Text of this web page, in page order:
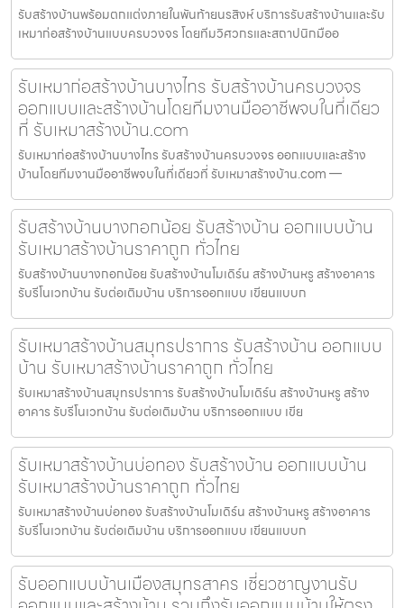
รับสร้างบ้านพร้อมตกแต่งภายในพันท้ายนรสิงห์ บริการรับสร้างบ้านและรับ
เหมาก่อสร้างบ้านแบบครบวงจร โดยทีมวิศวกรและสถาปนิกมืออ
รับเหมาก่อสร้างบ้านบางไทร รับสร้างบ้านครบวงจร
ออกแบบและสร้างบ้านโดยทีมงานมืออาชีพจบในที่เดียว
ที่ รับเหมาสร้างบ้าน.com
รับเหมาก่อสร้างบ้านบางไทร รับสร้างบ้านครบวงจร ออกแบบและสร้าง
บ้านโดยทีมงานมืออาชีพจบในที่เดียวที่ รับเหมาสร้างบ้าน.com —
รับสร้างบ้านบางกอกน้อย รับสร้างบ้าน ออกแบบบ้าน
รับเหมาสร้างบ้านราคาถูก ทั่วไทย
รับสร้างบ้านบางกอกน้อย รับสร้างบ้านโมเดิร์น สร้างบ้านหรู สร้างอาคาร
รับรีโนเวทบ้าน รับต่อเติมบ้าน บริการออกแบบ เขียนแบบก
รับเหมาสร้างบ้านสมุทรปราการ รับสร้างบ้าน ออกแบบ
บ้าน รับเหมาสร้างบ้านราคาถูก ทั่วไทย
รับเหมาสร้างบ้านสมุทรปราการ รับสร้างบ้านโมเดิร์น สร้างบ้านหรู สร้าง
อาคาร รับรีโนเวทบ้าน รับต่อเติมบ้าน บริการออกแบบ เขีย
รับเหมาสร้างบ้านบ่อทอง รับสร้างบ้าน ออกแบบบ้าน
รับเหมาสร้างบ้านราคาถูก ทั่วไทย
รับเหมาสร้างบ้านบ่อทอง รับสร้างบ้านโมเดิร์น สร้างบ้านหรู สร้างอาคาร
รับรีโนเวทบ้าน รับต่อเติมบ้าน บริการออกแบบ เขียนแบบก
รับออกแบบบ้านเมืองสมุทรสาคร เชี่ยวชาญงานรับ